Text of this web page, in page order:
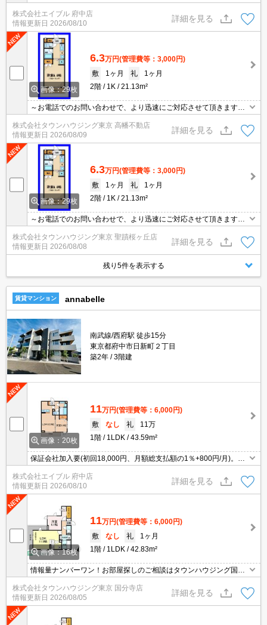
き。保証会社加入要(初回、月額総支払額の50%)。クローゼット
付。バルコニー。エアコン付き。
株式会社エイブル 府中店
情報更新日 2026/08/10
詳細を見る
画像：29枚
6.3万円(管理費等：3,000円)
敷
1ヶ月 礼
1ヶ月
2階
1K 21.13m²
～お電話でのお問い合わせで、より迅速にご対応させて頂きます～
地域密着タウンハウジングまで～
株式会社タウンハウジング東京 高幡不動店
情報更新日 2026/08/09
詳細を見る
画像：29枚
6.3万円(管理費等：3,000円)
敷
1ヶ月 礼
1ヶ月
2階
1K 21.13m²
～お電話でのお問い合わせで、より迅速にご対応させて頂きます～
地域密着タウンハウジングまで～
株式会社タウンハウジング東京 聖蹟桜ヶ丘店
情報更新日 2026/08/08
詳細を見る
残り5件を表示する
賃貸マンション annabelle
南武線/西府駅 徒歩15分
東京都府中市日新町２丁目
築2年
3階建
画像：20枚
11万円(管理費等：6,000円)
敷
なし 礼
11万
1階
1LDK 43.59m²
保証会社加入要(初回18,000円、月額総支払額の1％+800円/月)。ペ
ット可(小型犬のみ)。浴室換気乾燥式。オートロック。宅配ボック
スあり。システムキッチン。エアコン2基付き。WIC。追焚給湯。
株式会社エイブル 府中店
情報更新日 2026/08/10
詳細を見る
画像：16枚
11万円(管理費等：6,000円)
敷
なし 礼
1ヶ月
1階
1LDK 42.83m²
情報量ナンバーワン！お部屋探しのご相談はタウンハウジング国分
寺店にお任せを！
株式会社タウンハウジング東京 国分寺店
情報更新日 2026/08/05
詳細を見る